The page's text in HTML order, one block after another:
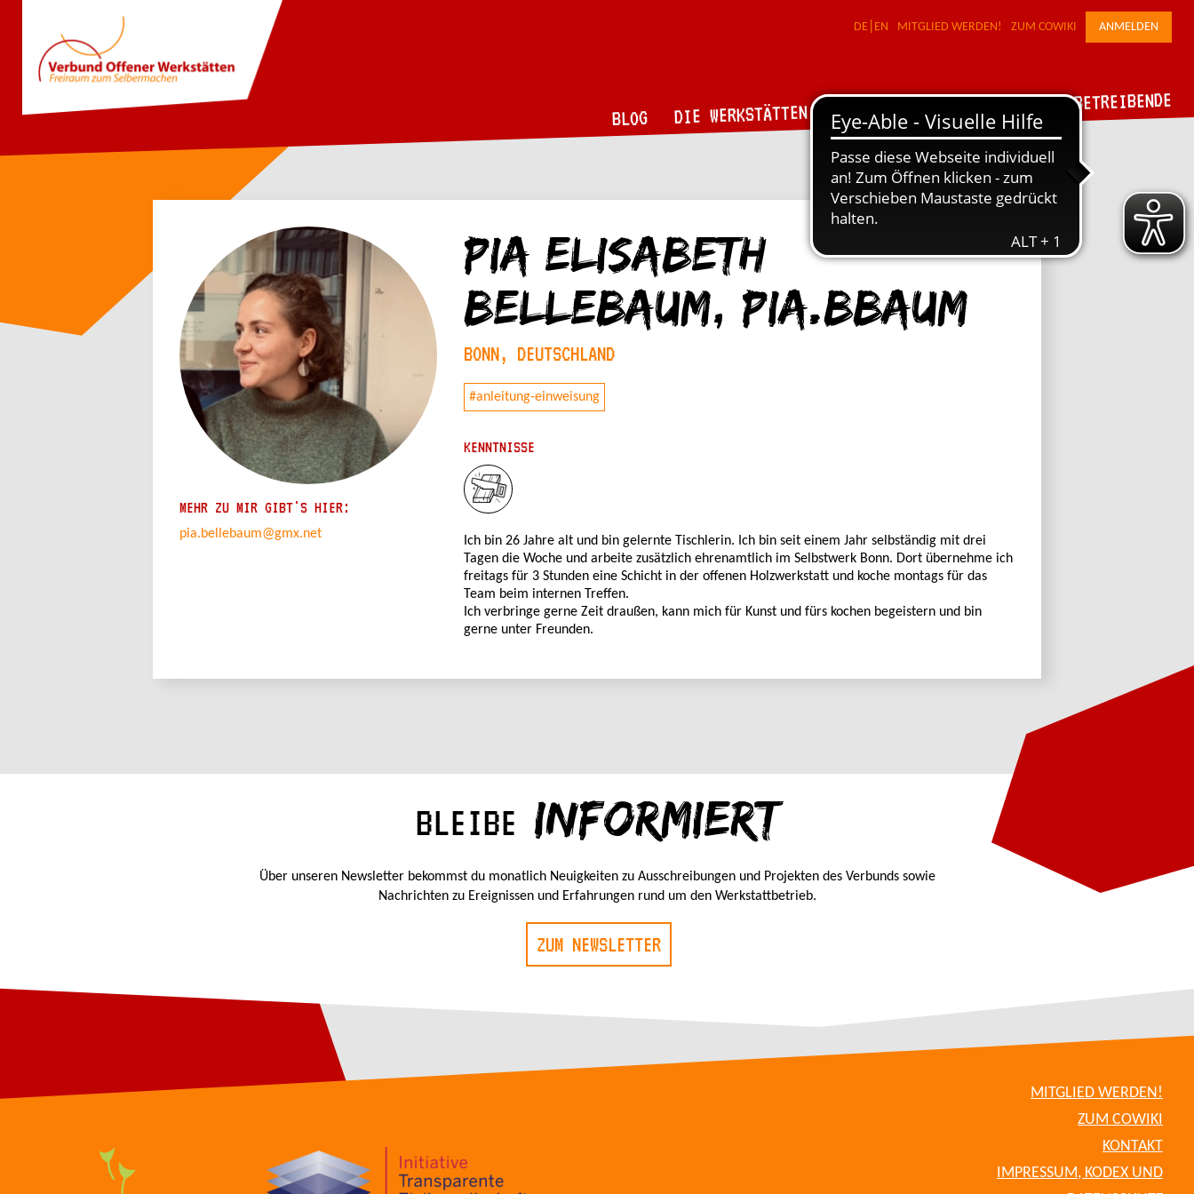
DE EN MITGLIED WERDEN! ZUM COWIKI ANMELDEN
BLOG DIE WERKSTÄTTEN DER VERBUND FÜR WERKSTATTBETREIBENDE
MEHR ZU MIR GIBT'S HIER:
pia.bellebaum@gmx.net
Pia Elisabeth
Bellebaum, pia.bbaum
BONN, DEUTSCHLAND
#anleitung-einweisung
KENNTNISSE
Ich bin 26 Jahre alt und bin gelernte Tischlerin. Ich bin seit einem Jahr selbständig mit drei
Tagen die Woche und arbeite zusätzlich ehrenamtlich im Selbstwerk Bonn. Dort übernehme ich
freitags für 3 Stunden eine Schicht in der offenen Holzwerkstatt und koche montags für das
Team beim internen Treffen.
Ich verbringe gerne Zeit draußen, kann mich für Kunst und fürs kochen begeistern und bin
gerne unter Freunden.
BLEIBE INFORMIERT
Über unseren Newsletter bekommst du monatlich Neuigkeiten zu Ausschreibungen und Projekten des Verbunds sowie
Nachrichten zu Ereignissen und Erfahrungen rund um den Werkstattbetrieb.
ZUM NEWSLETTER
MITGLIED WERDEN!
ZUM COWIKI
KONTAKT
IMPRESSUM, KODEX UND